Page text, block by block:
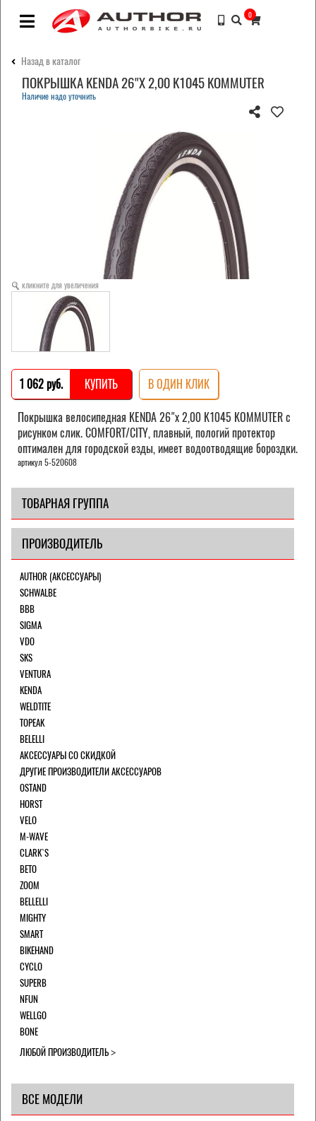
0
Назад в каталог
ПОКРЫШКА KENDA 26"Х 2,00 K1045 KOMMUTER
Наличие надо уточнить
кликните для увеличения
1 062 pуб. КУПИТЬ В ОДИН КЛИК
Покрышка велосипедная KENDA 26"х 2,00 K1045 KOMMUTER с
рисунком слик. COMFORT/CITY, плавный, пологий протектор
оптимален для городской езды, имеет водоотводящие бороздки.
артикул 5-520608
ТОВАРНАЯ ГРУППА
ПРОИЗВОДИТЕЛЬ
AUTHOR (АКСЕССУАРЫ)
SCHWALBE
BBB
SIGMA
VDO
SKS
VENTURA
KENDA
WELDTITE
TOPEAK
BELELLI
АКСЕССУАРЫ СО СКИДКОЙ
ДРУГИЕ ПРОИЗВОДИТЕЛИ АКСЕССУАРОВ
OSTAND
HORST
VELO
M-WAVE
CLARK`S
BETO
ZOOM
BELLELLI
MIGHTY
SMART
BIKEHAND
CYCLO
SUPERB
NFUN
WELLGO
BONE
ЛЮБОЙ ПРОИЗВОДИТЕЛЬ
ВСЕ МОДЕЛИ